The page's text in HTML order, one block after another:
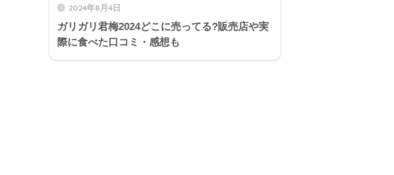
2024年8月4日
ガリガリ君梅2024どこに売ってる?販売店や実
際に食べた口コミ・感想も